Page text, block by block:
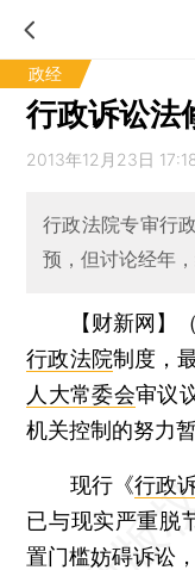
政经
行政诉讼法
2013年12月23日
行政法院专审行
预，但讨论经年
【财新网】
行政法院制度，
人大常委会审议
机关控制的努力
现行《行政
已与现实严重脱
置门槛妨碍诉讼